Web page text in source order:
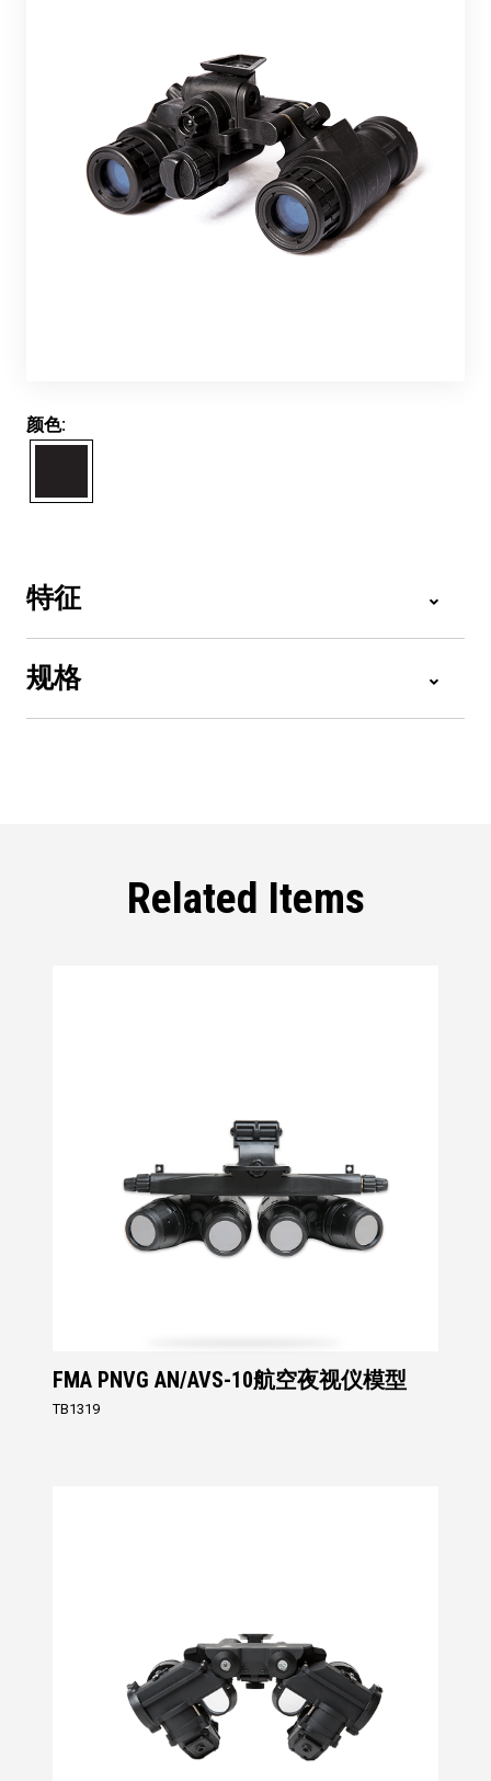
颜色:
特征
规格
Related Items
FMA PNVG AN/AVS-10航空夜视仪模型
TB1319